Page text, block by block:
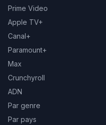
Prime Video
Apple TV+
Canal+
Paramount+
Max
Crunchyroll
ADN
Par genre
Par pays